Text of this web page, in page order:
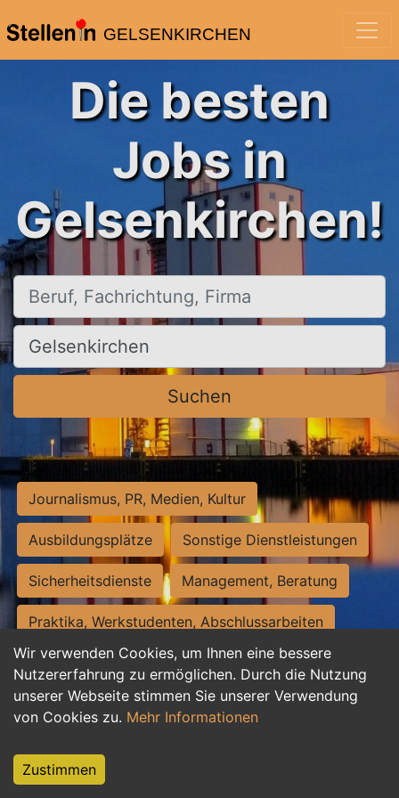
GELSENKIRCHEN
Wir verwenden Cookies, um Ihnen eine bessere
Nutzererfahrung zu ermöglichen. Durch die Nutzung
unserer Webseite stimmen Sie unserer Verwendung
von Cookies zu. Mehr Informationen
Zustimmen
Die besten
Jobs in
Gelsenkirchen!
Beruf, Fachrichtung, Firma
Ort, Stadt
Suchen
Journalismus, PR, Medien, Kultur
Ausbildungsplätze Sonstige Dienstleistungen
Sicherheitsdienste Management, Beratung
Praktika, Werkstudenten, Abschlussarbeiten
Personalwesen Assistenz, Sekretariat
Hilfskräfte, Aushilfs- und Nebenjobs
Weiterbildung, Studium, duale Ausbildung